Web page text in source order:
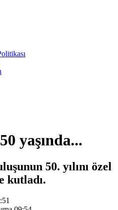
yaşında...
50. yılını özel
kutladı.